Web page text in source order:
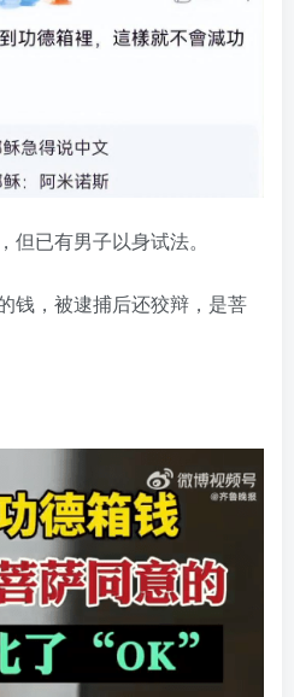
已有男子以身试法。
钱，被逮捕后还狡辩，是菩